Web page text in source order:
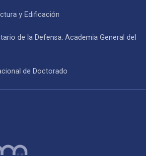
y Edificación
de la Defensa. Academia General del
de Doctorado